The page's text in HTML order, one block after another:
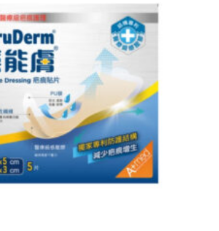
格：
NT$ 550。
格：
NT$ 495。